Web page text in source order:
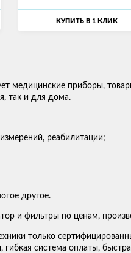
КУПИТЬ В 1 КЛИК
медицинские приборы,
так и для дома.
реабилитации;
другое.
и фильтры по ценам,
только
система оплаты,